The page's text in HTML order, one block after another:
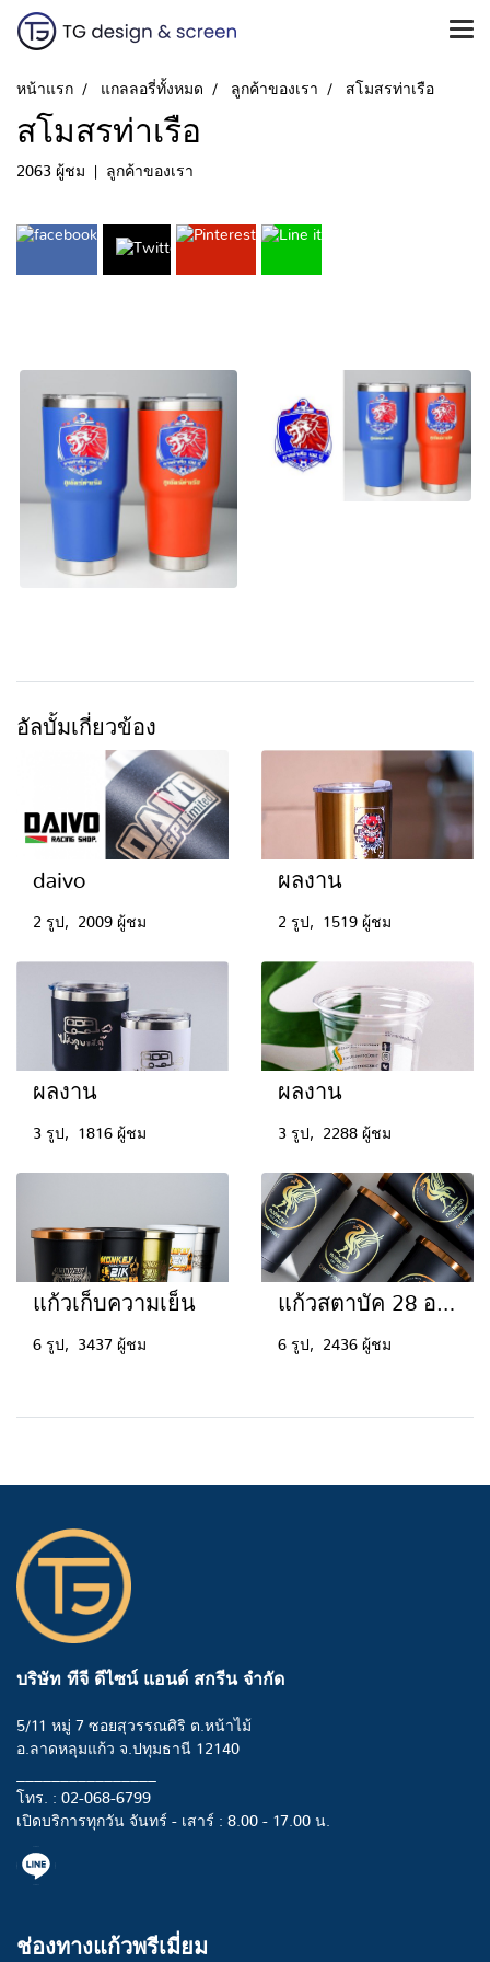
หน้าแรก แกลลอรี่ทั้งหมด ลูกค้าของเรา สโมสรท่าเรือ
สโมสรท่าเรือ
2063 ผู้ชม ลูกค้าของเรา
อัลบั้มเกี่ยวข้อง
daivo
2 รูป, 2009 ผู้ชม
ผลงาน
2 รูป, 1519 ผู้ชม
ผลงาน
3 รูป, 1816 ผู้ชม
ผลงาน
3 รูป, 2288 ผู้ชม
แก้วเก็บความเย็น
6 รูป, 3437 ผู้ชม
แก้วสตาบัค 28 ออนซ์
6 รูป, 2436 ผู้ชม
บริษัท ทีจี ดีไซน์ แอนด์ สกรีน จำกัด
5/11 หมู่ 7 ซอยสุวรรณศิริ ต.หน้าไม้
อ.ลาดหลุมแก้ว จ.ปทุมธานี 12140
โทร. : 02-068-6799
เปิดบริการทุกวัน จันทร์ - เสาร์ : 8.00 - 17.00 น.
ช่องทางแก้วพรีเมี่ยม